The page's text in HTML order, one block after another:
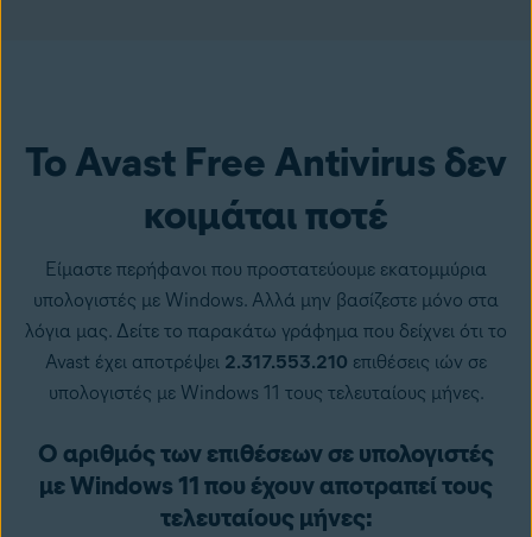
Το Avast Free Antivirus δεν
κοιμάται ποτέ
Είμαστε περήφανοι που προστατεύουμε εκατομμύρια
υπολογιστές με Windows. Αλλά μην βασίζεστε μόνο στα
λόγια μας. Δείτε το παρακάτω γράφημα που δείχνει ότι το
Avast έχει αποτρέψει 2.317.553.210 επιθέσεις ιών σε
υπολογιστές με Windows 11 τους τελευταίους μήνες.
Ο αριθμός των επιθέσεων σε υπολογιστές
με Windows 11 που έχουν αποτραπεί τους
τελευταίους μήνες: